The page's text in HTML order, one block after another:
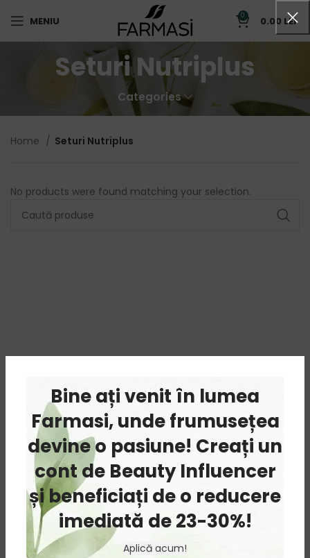
Bine ați venit în lumea
Farmasi, unde frumusețea
devine o pasiune! Creați un
cont de Beauty Influencer
și beneficiați de o reducere
imediată de 23-30%!
Aplică acum!
MENIU 0 0.00 LEI
Seturi Nutriplus
Categories
Home Seturi Nutriplus
No products were found matching your selection.